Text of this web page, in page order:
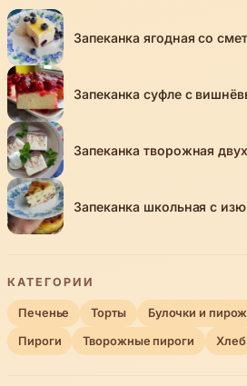
Запеканка ягодная со
Запеканка суфле с
Запеканка творожная
Запеканка школьная с
КАТЕГОРИИ
Печенье Торты Булочки и
Пироги Творожные пироги Хлеб